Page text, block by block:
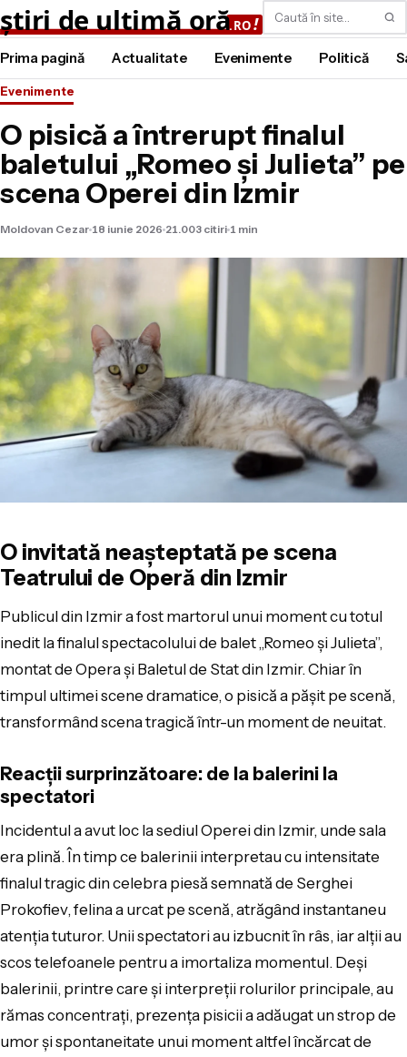
Caută
Prima pagină Actualitate Evenimente Politică
Evenimente
O pisică a întrerupt finalul
baletului „Romeo și Julieta” pe
scena Operei din Izmir
Moldovan Cezar 18 iunie 2026 21.003 citiri 1 min
O invitată neașteptată pe scena
Teatrului de Operă din Izmir
Publicul din Izmir a fost martorul unui moment cu totul
inedit la finalul spectacolului de balet „Romeo și Julieta”,
montat de Opera și Baletul de Stat din Izmir. Chiar în
timpul ultimei scene dramatice, o pisică a pășit pe scenă,
transformând scena tragică într-un moment de neuitat.
Reacții surprinzătoare: de la balerini la
spectatori
Incidentul a avut loc la sediul Operei din Izmir, unde sala
era plină. În timp ce balerinii interpretau cu intensitate
finalul tragic din celebra piesă semnată de Serghei
Prokofiev, felina a urcat pe scenă, atrăgând instantaneu
atenția tuturor. Unii spectatori au izbucnit în râs, iar alții au
scos telefoanele pentru a imortaliza momentul. Deși
balerinii, printre care și interpreții rolurilor principale, au
rămas concentrați, prezența pisicii a adăugat un strop de
umor și spontaneitate unui moment altfel încărcat de